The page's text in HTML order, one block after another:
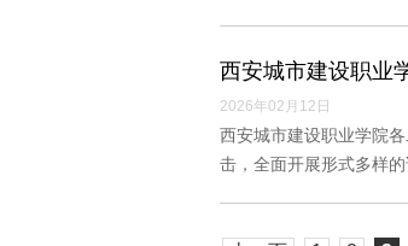
西安城市建设职业
2026年02月12日
西安城市建设职业学院
击，全面开展形式多样的